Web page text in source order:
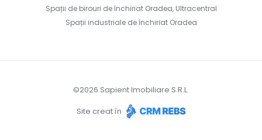
Spații de birouri de închiriat Oradea, Ultracentral
Spații industriale de închiriat Oradea
©2026 Sapient Imobiliare S.R.L.
Site creat în